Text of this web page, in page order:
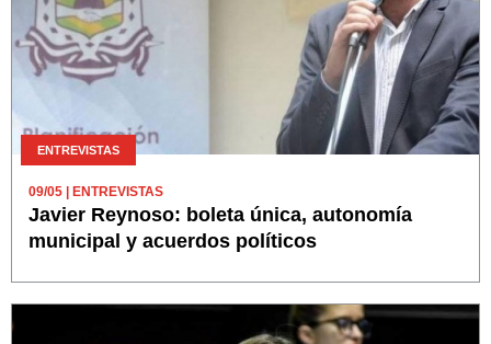
ENTREVISTAS
09/05 | ENTREVISTAS
Javier Reynoso: boleta única, autonomía
municipal y acuerdos políticos